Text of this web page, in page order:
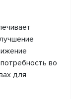
во
для